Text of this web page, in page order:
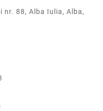
88, Alba Iulia, Alba,